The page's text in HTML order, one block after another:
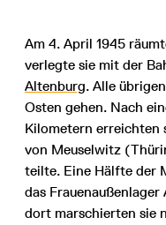
Am 4. April 1945
verlegte sie mit der
Altenburg. Alle
Osten gehen. Nach
Kilometern erreichten
von Meuselwitz
teilte. Eine Hälfte der
das
dort marschierten sie